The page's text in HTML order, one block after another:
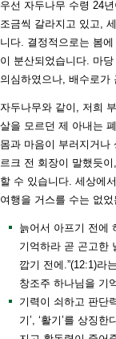
우선 자두나무 수령 24
조금씩 갈라지고 있고,
니다. 결정적으로는 봄
이 분산되었습니다. 마
의심하였으나, 배수로가
자두나무와 같이, 저희
살을 모르던 제 아내는
몸과 마음이 부러지거나
르크 전 회장이 말했듯
할 수 있습니다. 세상에
여행을 거스를 수는 없
늙어서 아프기 전에
기억하라 곧 곤고한
깝기 전에.”(12:1)라
창조주 하나님을 기
기력이 쇠하고 판단
기’, ‘활기’를 상징